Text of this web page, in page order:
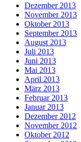
Dezember 2013
November 2013
Oktober 2013
September 2013
August 2013
Juli 2013
Juni 2013
Mai 2013
April 2013
März 2013
Februar 2013
Januar 2013
Dezember 2012
November 2012
Oktober 2012